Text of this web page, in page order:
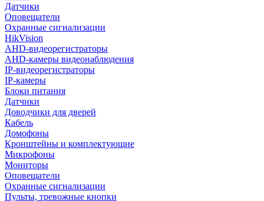
Датчики
Оповещатели
Охранные сигнализации
HikVision
AHD-видеорегистраторы
AHD-камеры видеонаблюдения
IP-видеорегистраторы
IP-камеры
Блоки питания
Датчики
Доводчики для дверей
Кабель
Домофоны
Кронштейны и комплектующие
Микрофоны
Мониторы
Оповещатели
Охранные сигнализации
Пульты, тревожные кнопки